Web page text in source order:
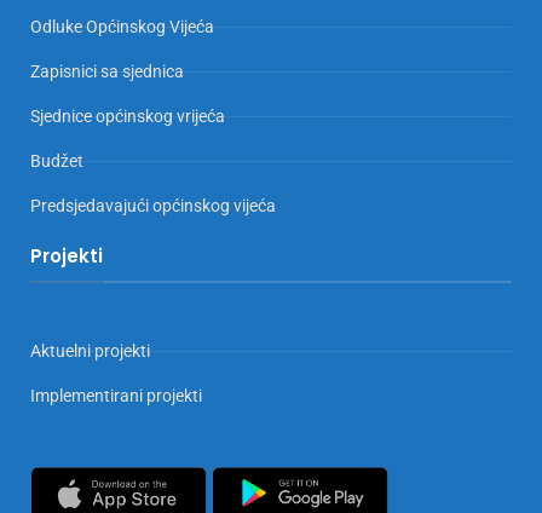
Odluke Općinskog Vijeća
Zapisnici sa sjednica
Sjednice općinskog vrijeća
Budžet
Predsjedavajući općinskog vijeća
Projekti
Aktuelni projekti
Implementirani projekti